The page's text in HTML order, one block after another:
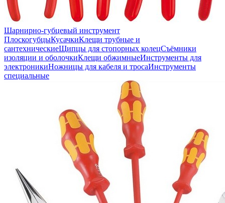
Шарнирно-губцевый инструмент
ПлоскогубцыКусачкиКлещи трубные и
сантехническиеЩипцы для стопорных колецСъёмники
изоляции и оболочкиКлещи обжимныеИнструменты для
электроникиНожницы для кабеля и тросаИнструменты
специальные